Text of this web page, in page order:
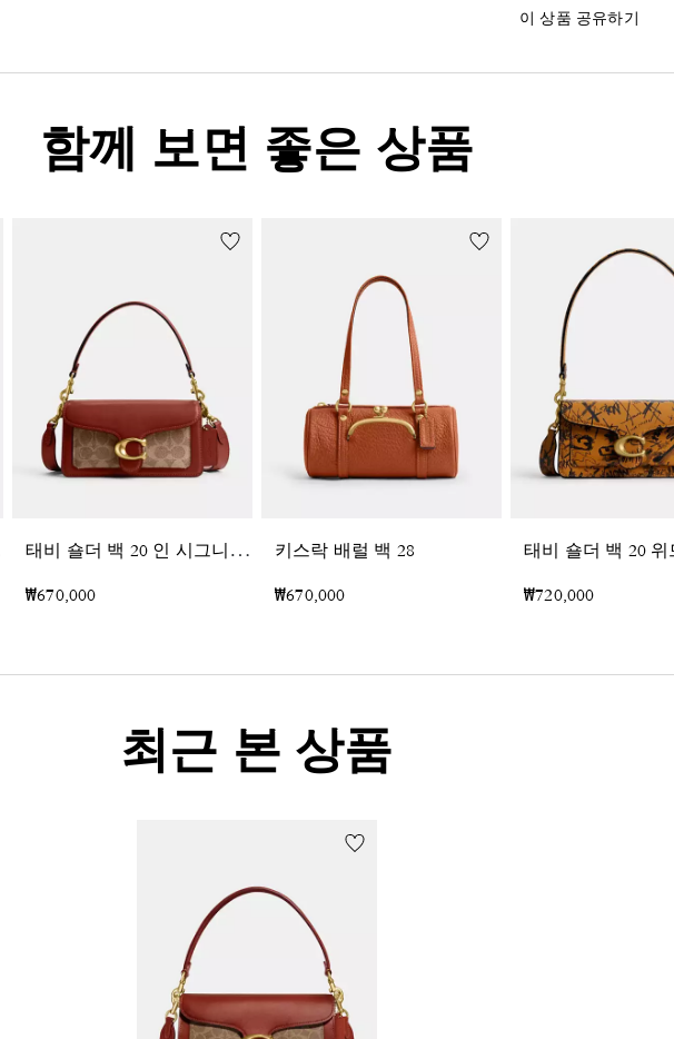
이 상품 공유하기
함께 보면 좋은 상품
태
비 숄더 백 20 인 시그니처 캔버스
₩670,000
키스락 배럴 백 28
₩670,000 ₩720,000
최근 본 상품